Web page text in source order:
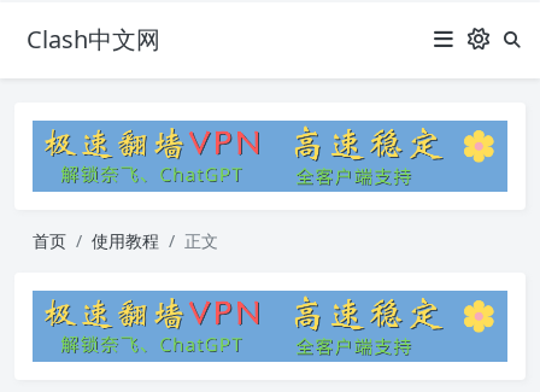
Clash中文网
首页 使用教程 正文